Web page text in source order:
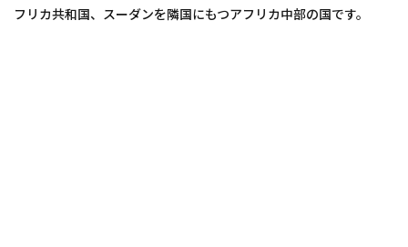
フリカ共和国、スーダンを隣国にもつアフリカ中部の国です。